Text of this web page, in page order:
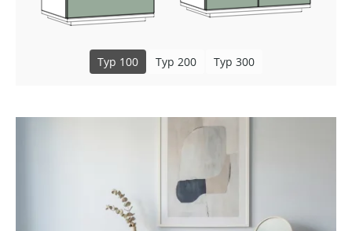
Typ 100 Typ 200 Typ 300